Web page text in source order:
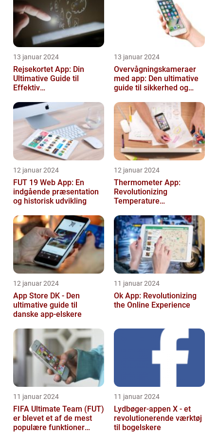
13 januar 2024
Rejsekortet App: Din
Ultimative Guide til
Effektiv
13 januar 2024
Overvågningskameraer
med app: Den ultimative
guide til sikkerhed og
12 januar 2024
FUT 19 Web App: En
indgående præsentation
og historisk udvikling
12 januar 2024
Thermometer App:
Revolutionizing
Temperature
12 januar 2024
App Store DK - Den
ultimative guide til
danske app-elskere
11 januar 2024
Ok App: Revolutionizing
the Online Experience
11 januar 2024
FIFA Ultimate Team (FUT)
er blevet et af de mest
populære funktioner
11 januar 2024
Lydbøger-appen X - et
revolutionerende værktøj
til bogelskere